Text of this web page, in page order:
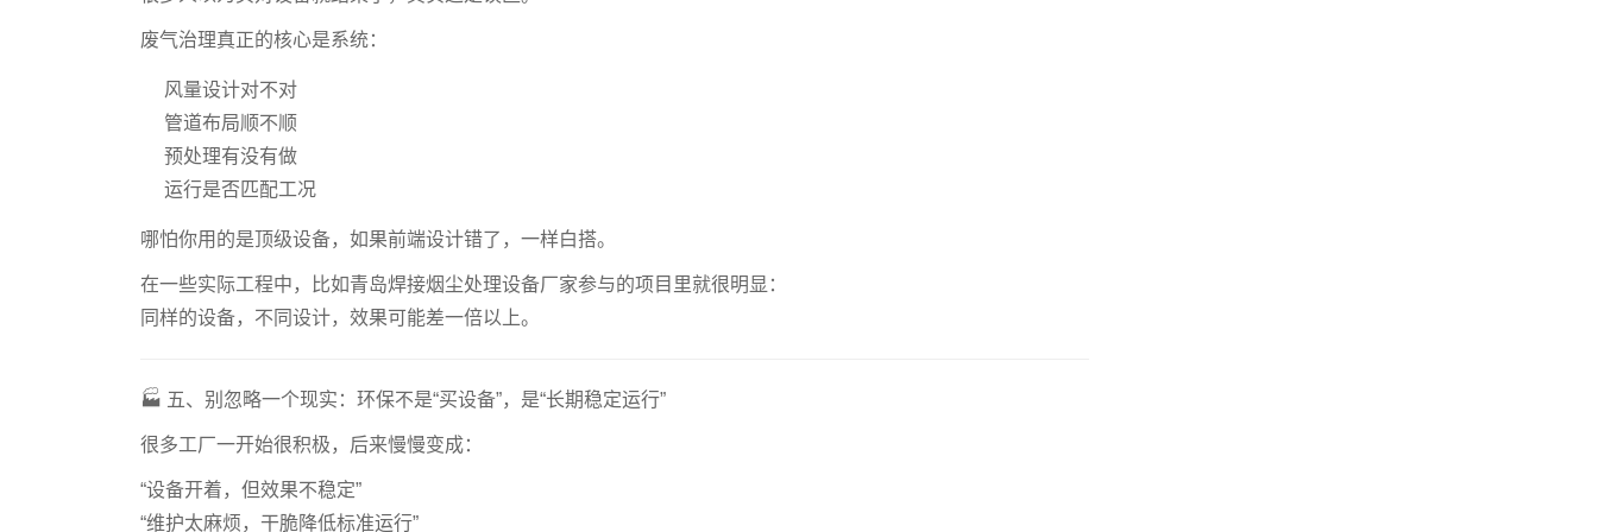
废气治理真正的核心是系统：
风量设计对不对
管道布局顺不顺
预处理有没有做
运行是否匹配工况
哪怕你用的是顶级设备，如果前端设计错了，一样白搭。
在一些实际工程中，比如青岛焊接烟尘处理设备厂家参与的项目里就很明显：
同样的设备，不同设计，效果可能差一倍以上。
🏭 五、别忽略一个现实：环保不是“买设备”，是“长期稳定运行”
很多工厂一开始很积极，后来慢慢变成：
“设备开着，但效果不稳定”
“维护太麻烦，干脆降低标准运行”